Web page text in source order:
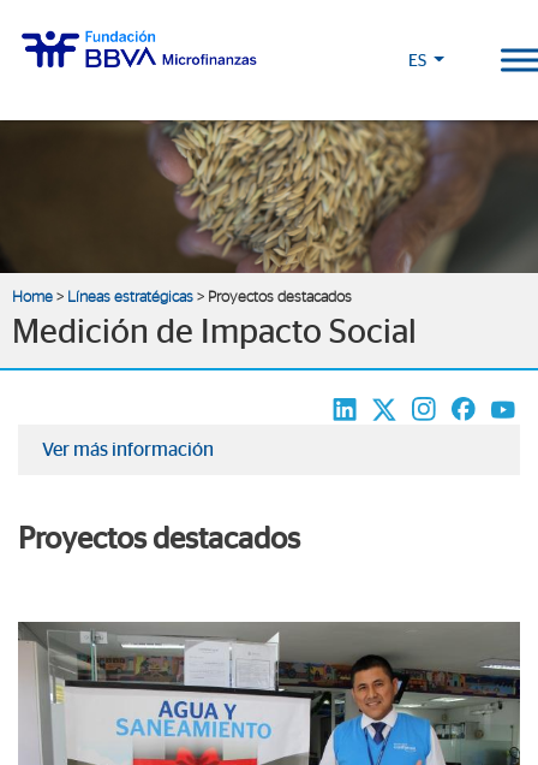
ES
Home > Líneas estratégicas > Proyectos destacados
Medición de Impacto Social
Ver más información
Proyectos destacados